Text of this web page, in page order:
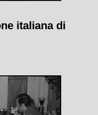
italiana di